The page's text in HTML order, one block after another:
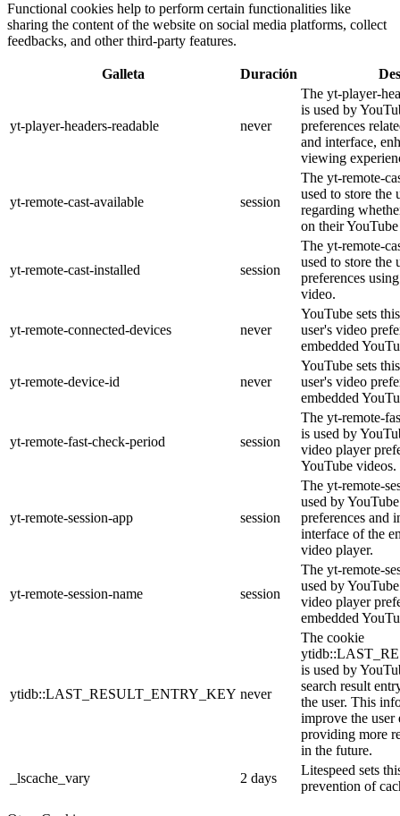
Functional cookies help to perform certain functionalities like
sharing the content of the website on social media platforms, collect
feedbacks, and other third-party features.
Galleta Duración
yt-player-headers-readable never
The yt-player-
is used by
preferences
and interface,
viewing
yt-remote-cast-available session
The yt-remote-
used to store the
regarding
on their
yt-remote-cast-installed session
The yt-remote-
used to store the
preferences
video.
yt-remote-connected-devices never
YouTube sets
user's video
embedded
yt-remote-device-id never
YouTube sets
user's video
embedded
yt-remote-fast-check-period session
The yt-remote-
is used by
video player
YouTube videos.
yt-remote-session-app session
The yt-remote-
used by
preferences and
interface of the
video player.
yt-remote-session-name session
The yt-remote-
used by
video player
embedded
ytidb::LAST_RESULT_ENTRY_KEY never
The cookie
is used by
search result
the user. This
improve the user
providing more
in the future.
_lscache_vary
2 days
Litespeed sets
prevention of